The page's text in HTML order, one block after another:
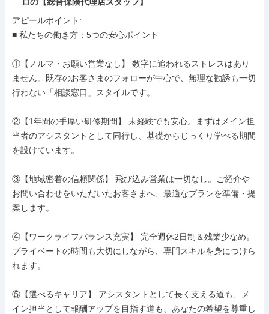
アピールポイント:
■ 私たちの働き方：5つの安心ポイント
①【ノルマ・お願い営業なし】 数字に追われるストレスはあり
ません。既存のお客さまのフォローが中心で、無理な勧誘も一切
行わない「相談窓口」スタイルです。
②【1年間の手厚い研修期間】 未経験でも安心。まずはメイン担
当者のアシスタントとして同行し、基礎からじっくり学べる期間
を設けています。
③【地域密着の信頼関係】 飛び込み営業は一切なし。ご紹介や
お問い合わせをいただいたお客さまへ、最適なプランを準備・提
案します。
④【ワークライフバランス充実】 完全週休2日制＆残業少なめ。
プライベートの時間も大切にしながら、専門スキルを身につけら
れます。
⑤【選べるキャリア】 アシスタントとして長く支える道も、メ
イン担当として報酬アップを目指す道も、あなたの希望を尊重し